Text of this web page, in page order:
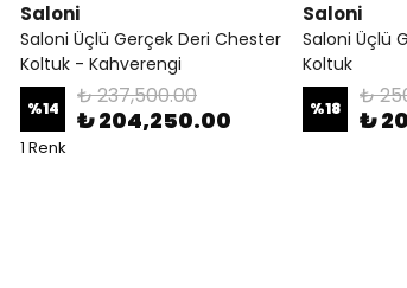
Saloni
Saloni Üçlü Gerçek Deri Chester
Koltuk - Kahverengi
%14 ₺ 237,500.00
₺ 204,250.00
1 Renk
Saloni
Saloni Üçlü
Koltuk
%18 ₺
₺